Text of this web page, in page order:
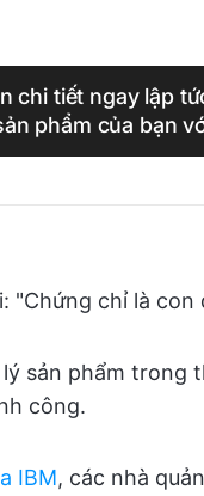
chi tiết ngay lập
phẩm của bạn
"Chứng chỉ là
sản phẩm trong
công.
IBM, các nhà